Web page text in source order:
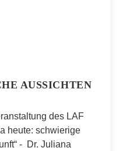
AUSSICHTEN
des LAF
heute: schwierige
- Dr. Juliana